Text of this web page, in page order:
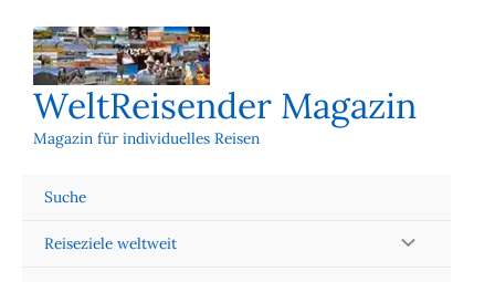
Inhalt
springen
WeltReisender Magazin
Magazin für individuelles Reisen
Suche
Reiseziele weltweit